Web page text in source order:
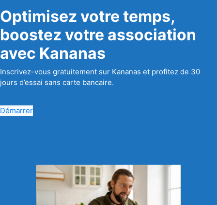
Optimisez votre temps,
boostez votre association
avec Kananas
Inscrivez-vous gratuitement sur Kananas et profitez de 30
jours d’essai sans carte bancaire.
Démarrer